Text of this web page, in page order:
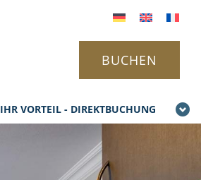
IHR VORTEIL - DIREKTBUCHUNG
BUCHEN